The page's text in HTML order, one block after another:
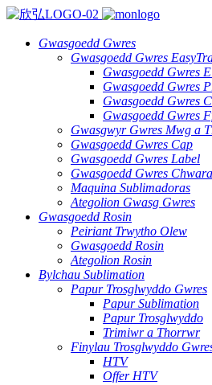
Gwasgoedd Gwres
Gwasgoedd Gwres
Gwasgoedd Gwres
Gwasgoedd Gwres
Gwasgoedd Gwres
Gwasgoedd Gwres
Gwasgwyr Gwres Mwg a
Gwasgoedd Gwres Cap
Gwasgoedd Gwres Label
Gwasgoedd Gwres
Maquina Sublimadoras
Ategolion Gwasg Gwres
Gwasgoedd Rosin
Peiriant Trwytho Olew
Gwasgoedd Rosin
Ategolion Rosin
Bylchau Sublimation
Papur Trosglwyddo Gwres
Papur Sublimation
Papur Trosglwyddo
Trimiwr a Thorrwr
Finylau Trosglwyddo
HTV
Offer HTV